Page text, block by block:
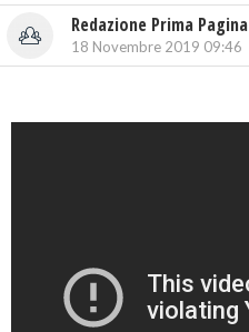
Redazione Prima Pagina
18 Novembre 2019 09:46